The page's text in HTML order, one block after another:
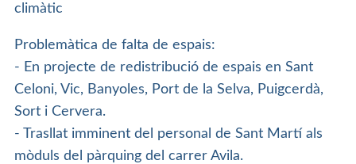
climàtic
Problemàtica de falta de espais:
- En projecte de redistribució de espais en Sant
Celoni, Vic, Banyoles, Port de la Selva, Puigcerdà,
Sort i Cervera.
- Trasllat imminent del personal de Sant Martí als
mòduls del pàrquing del carrer Avila.